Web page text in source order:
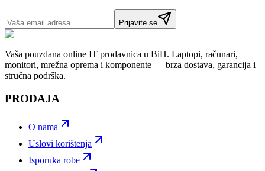
Prijavite se
Vaša pouzdana online IT prodavnica u BiH. Laptopi, računari,
monitori, mrežna oprema i komponente — brza dostava, garancija i
stručna podrška.
PRODAJA
O nama
Uslovi korištenja
Isporuka robe